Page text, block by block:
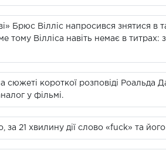
Брюс Вілліс напросився знятися в
Вілліса навіть немає в титрах:
сюжеті короткої розповіді
у фільмі.
21 хвилину дії слово «fuck» та